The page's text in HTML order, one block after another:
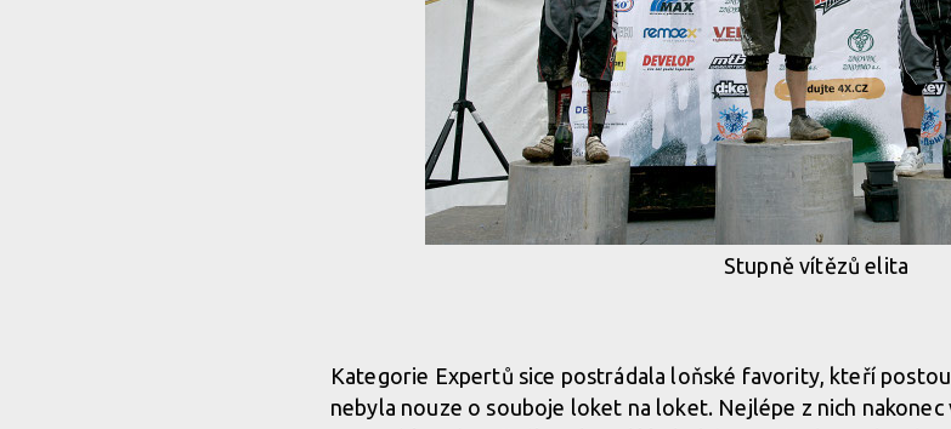
Stupně vítězů elita
Kategorie Expertů sice postrádala loňské favority, kteří
nebyla nouze o souboje loket na loket. Nejlépe z nich nakonec